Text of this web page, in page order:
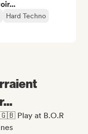
Hard Techno
Play at B.O.R